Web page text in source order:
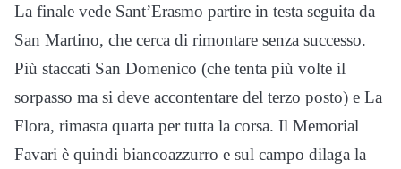
La finale vede Sant’Erasmo partire in testa seguita da
San Martino, che cerca di rimontare senza successo.
Più staccati San Domenico (che tenta più volte il
sorpasso ma si deve accontentare del terzo posto) e La
Flora, rimasta quarta per tutta la corsa. Il Memorial
Favari è quindi biancoazzurro e sul campo dilaga la